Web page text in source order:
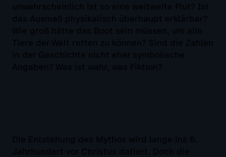
unwahrscheinlich ist so eine weltweite Flut? Ist
das Ausmaß physikalisch überhaupt erklärbar?
Wie groß hätte das Boot sein müssen, um alle
Tiere der Welt retten zu können? Sind die Zahlen
in der Geschichte nicht eher symbolische
Angaben? Was ist wahr, was Fiktion?
Die Entstehung des Mythos wird lange ins 6.
Jahrhundert vor Christus datiert. Doch die